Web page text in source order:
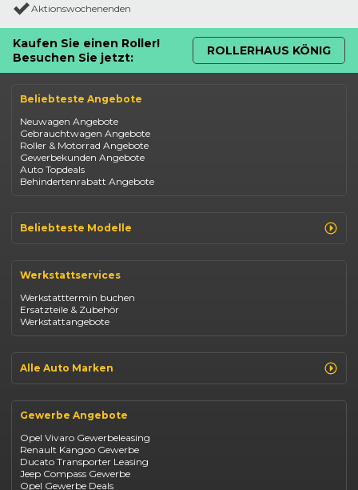
Aktionswochenenden
Kaufen Sie einen Roller!
Besuchen Sie jetzt:
ROLLERHAUS KÖNIG
Beliebteste Angebote
Neuwagen Angebote
Gebrauchtwagen Angebote
Roller & Motorrad Angebote
Gewerbekunden Angebote
Auto Topdeals
Behindertenrabatt Angebote
Beliebteste Modelle
Opel Corsa
Fiat 500
Dacia Duster
Dacia Sandero
Jeep Compass
Suzuki Vitara
Suzuki Swift
Mazda CX-30
Werkstattservices
Werkstatttermin buchen
Ersatzteile & Zubehör
Werkstattangebote
Alle Auto Marken
Opel
Fiat
Jeep
Suzuki
BYD
Kia
Gewerbe Angebote
Opel Vivaro Gewerbeleasing
Renault Kangoo Gewerbe
Ducato Transporter Leasing
Jeep Compass Gewerbe
Opel Gewerbe Deals